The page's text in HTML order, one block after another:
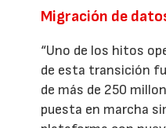
Migración de
“Uno de los hitos
de esta transición
de más de 250
puesta en marcha